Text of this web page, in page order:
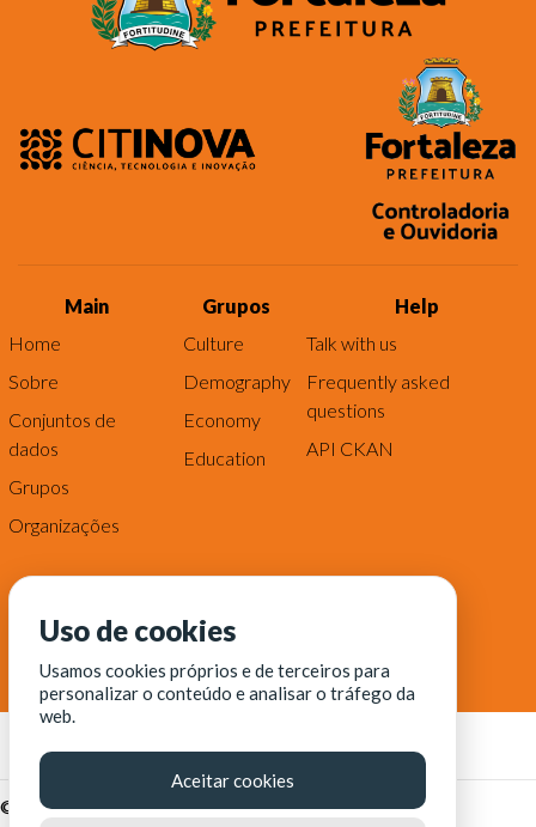
Main
Home
Sobre
Conjuntos de
dados
Grupos
Organizações
Grupos
Culture
Demography
Economy
Education
Help
Talk with us
Frequently asked
questions
API CKAN
© Fortaleza Digital || CITINOVA - Fundação de Ciência,
Uso de cookies
Usamos cookies próprios e de terceiros para
personalizar o conteúdo e analisar o tráfego da
web.
Aceitar cookies